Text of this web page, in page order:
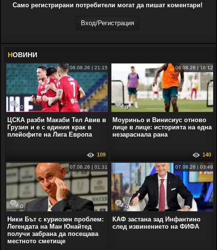
Само регистрирани потребители могат да пишат коментари!
Вход/Регистрaция
НОВИНИ
0
06.08.26 | 21:15
ЦСКА разби Макаби Тел Авив в
Грузия и е с единия крак в
плейофите на Лига Европа
109
0
06.08.26 | 16:12
Моуриньо и Винисиус отново
лице в лице: историята на една
незараснала рана
140
0
07.08.26 | 01:31
Ники Бът с куриозен проблем:
Легендата на Ман Юнайтед
получи забрана да посещава
местното сметище
0
07.08.26 | 03:48
КАФ застана зад Инфантино
след извинението на ФИФА